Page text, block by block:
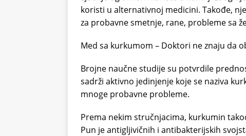
koristi u alternativnoj medicini. Takođe,
za probavne smetnje, rane, probleme sa
Med sa kurkumom – Doktori ne znaju da
Brojne naučne studije su potvrdile
sadrži aktivno jedinjenje koje se naziva
mnoge probavne probleme.
Prema nekim stručnjacima, kurkumin
Pun je antigljivičnih i antibakterijskih